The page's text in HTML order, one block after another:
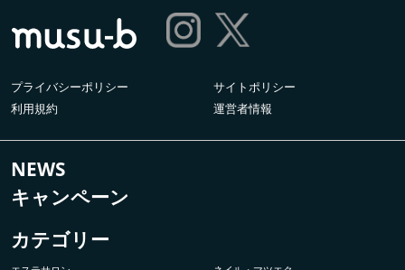
プライバシーポリシー
サイトポリシー
利用規約
運営者情報
NEWS
キャンペーン
カテゴリー